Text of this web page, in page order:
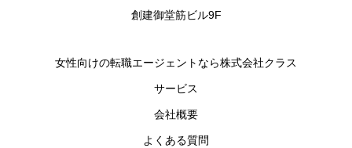
創建御堂筋ビル9F
女性向けの転職エージェントなら株式会社クラス
サービス
会社概要
よくある質問